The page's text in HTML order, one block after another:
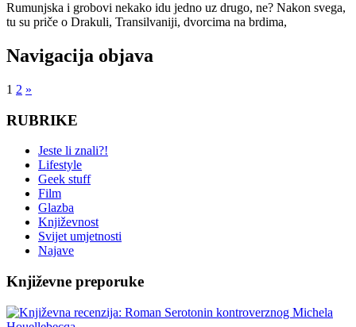
Rumunjska i grobovi nekako idu jedno uz drugo, ne? Nakon svega,
tu su priče o Drakuli, Transilvaniji, dvorcima na brdima,
Navigacija objava
1 2 »
RUBRIKE
Jeste li znali?!
Lifestyle
Geek stuff
Film
Glazba
Književnost
Svijet umjetnosti
Najave
Književne preporuke